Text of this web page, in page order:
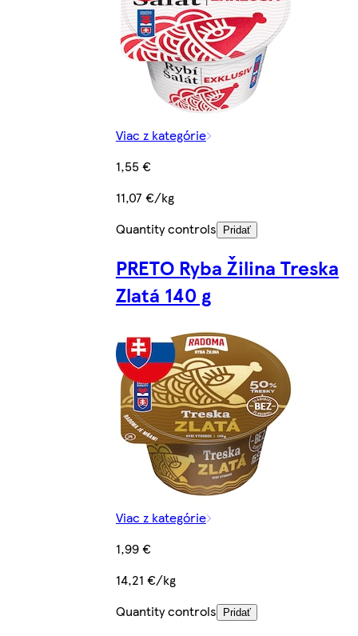
Viac z kategórie
1,55 €
11,07 €/kg
Quantity controls
Pridať
PRETO Ryba Žilina Treska
Zlatá 140 g
Viac z kategórie
1,99 €
14,21 €/kg
Quantity controls
Pridať